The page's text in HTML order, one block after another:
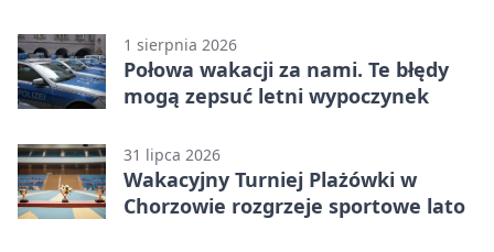
1 sierpnia 2026
Połowa wakacji za nami. Te błędy
mogą zepsuć letni wypoczynek
31 lipca 2026
Wakacyjny Turniej Plażówki w
Chorzowie rozgrzeje sportowe lato